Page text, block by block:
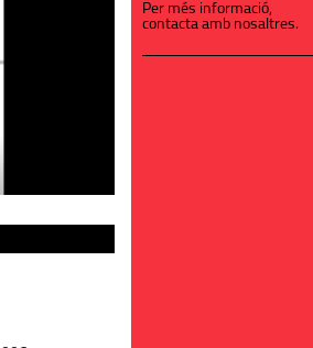
Per més informació,
contacta amb nosaltres.